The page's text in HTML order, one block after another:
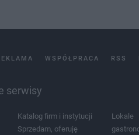
WSPÓŁPRACA RSS
serwisy
Katalog firm i instytucji
Sprzedam, oferuję
Lokale